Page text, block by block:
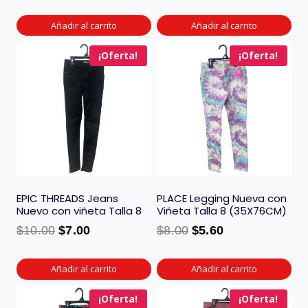
Añadir al carrito Añadir al carrito
¡Oferta!
EPIC THREADS Jeans
Nuevo con viñeta Talla 8
$10.00 $7.00
Añadir al carrito
¡Oferta!
PLACE Legging Nueva con
Viñeta Talla 8 (35X76CM)
$8.00 $5.60
Añadir al carrito
¡Oferta! ¡Oferta!